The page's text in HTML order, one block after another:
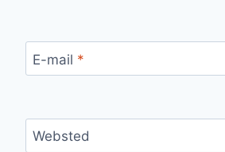
E-mail *
Websted